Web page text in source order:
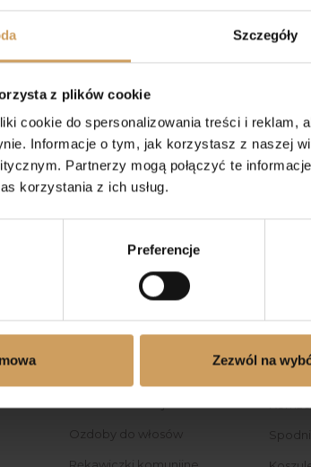
Szczegóły
z plików cookie
cookie do spersonalizowania treści i reklam,
Informacje o tym, jak korzystasz z naszej
Partnerzy mogą połączyć te
korzystania z ich usług.
Preferencje
Zezwól na
Dołącz do nas na Facebooku
DLA DZIEWCZYNKI
Ozdoby do włosów
Rękawiczki komunijne
DLA